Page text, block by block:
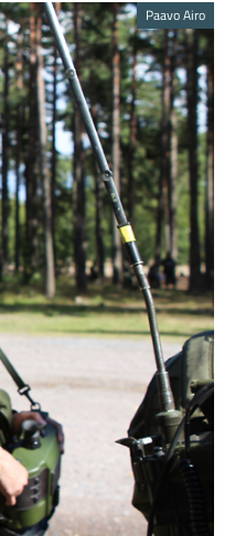
Paavo Airo